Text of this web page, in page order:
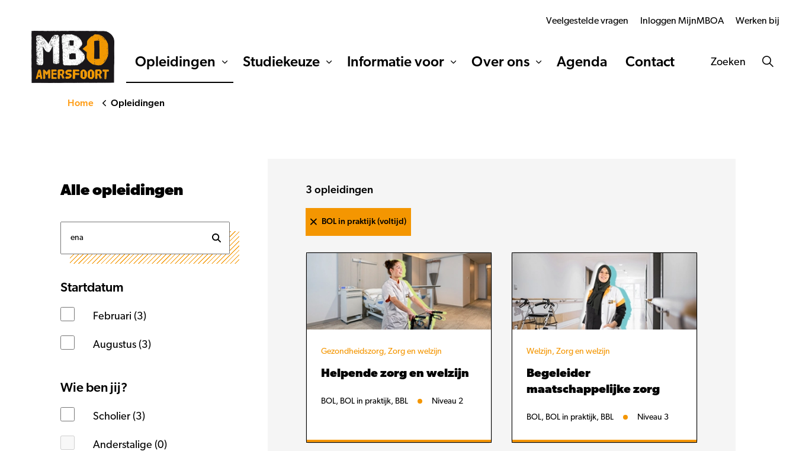
Opleidingen Studiekeuze Informatie voor Over ons Agenda Contact
Veelgestelde vragen Inloggen MijnMBOA Werken bij
Zoeken
Home Opleidingen
Alleopleidingen
Startdatum
Februari (3)
Augustus (3)
Wie ben jij?
Scholier (3)
Anderstalige (0)
3 opleidingen
BOL in praktijk (voltijd)
Gezondheidszorg, Zorg en welzijn
Helpende zorg en welzijn
BOL, BOL in praktijk, BBL Niveau 2
Welzijn, Zorg en welzijn
Begeleider
maatschappelijke zorg
BOL, BOL in praktijk, BBL Niveau 3